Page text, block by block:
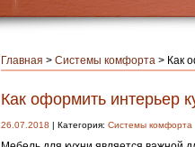
Главная > Системы комфорта > Как
Как оформить интерьер
26.07.2018 | Категория: Системы комфорта